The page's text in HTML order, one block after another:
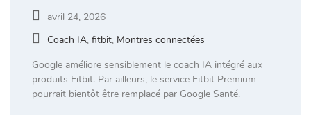
avril 24, 2026
Coach IA, fitbit, Montres connectées
Google améliore sensiblement le coach IA intégré aux
produits Fitbit. Par ailleurs, le service Fitbit Premium
pourrait bientôt être remplacé par Google Santé.